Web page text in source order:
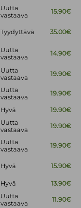
Uutta
vastaava
15.90€
Tyydyttävä 35.00€
Uutta
vastaava
14.90€
Uutta
vastaava
19.90€
Uutta
vastaava
19.90€
Hyvä 19.90€
Uutta
vastaava
19.90€
Uutta
vastaava
19.90€
Hyvä 15.90€
Hyvä 13.90€
Uutta
vastaava
11.90€